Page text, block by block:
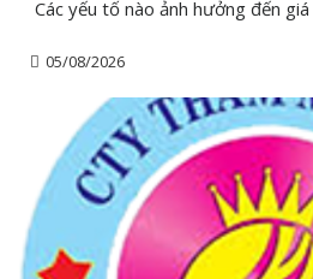
Các yếu tố nào ảnh hưởng đến
05/08/2026